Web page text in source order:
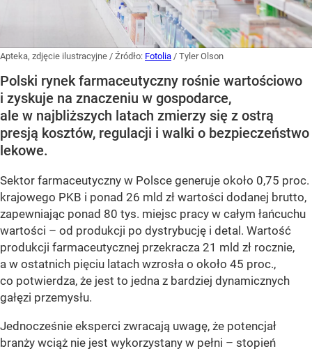
Apteka, zdjęcie ilustracyjne / Źródło: Fotolia / Tyler Olson
Polski rynek farmaceutyczny rośnie wartościowo
i zyskuje na znaczeniu w gospodarce,
ale w najbliższych latach zmierzy się z ostrą
presją kosztów, regulacji i walki o bezpieczeństwo
lekowe.
Sektor farmaceutyczny w Polsce generuje około 0,75 proc.
krajowego PKB i ponad 26 mld zł wartości dodanej brutto,
zapewniając ponad 80 tys. miejsc pracy w całym łańcuchu
wartości – od produkcji po dystrybucję i detal. Wartość
produkcji farmaceutycznej przekracza 21 mld zł rocznie,
a w ostatnich pięciu latach wzrosła o około 45 proc.,
co potwierdza, że jest to jedna z bardziej dynamicznych
gałęzi przemysłu.
Jednocześnie eksperci zwracają uwagę, że potencjał
branży wciąż nie jest wykorzystany w pełni – stopień